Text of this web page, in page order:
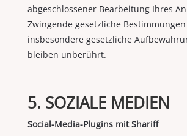
abgeschlossener Bearbeitung Ihres
Zwingende gesetzliche Bestimmungen
insbesondere gesetzliche
bleiben unberührt.
5. SOZIALE MEDIEN
Social-Media-Plugins mit Shariff